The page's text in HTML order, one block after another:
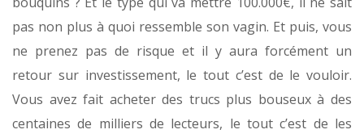
pas non plus à quoi ressemble son vagin. Et puis, vous
ne prenez pas de risque et il y aura forcément un
retour sur investissement, le tout c’est de le vouloir.
Vous avez fait acheter des trucs plus bouseux à des
centaines de milliers de lecteurs, le tout c’est de les